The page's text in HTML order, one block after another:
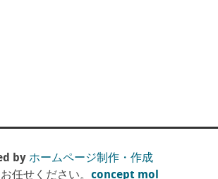
by ホームページ制作・作成
任せください。 concept mol